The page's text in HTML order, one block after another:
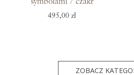
495,00 zł
ZOBACZ